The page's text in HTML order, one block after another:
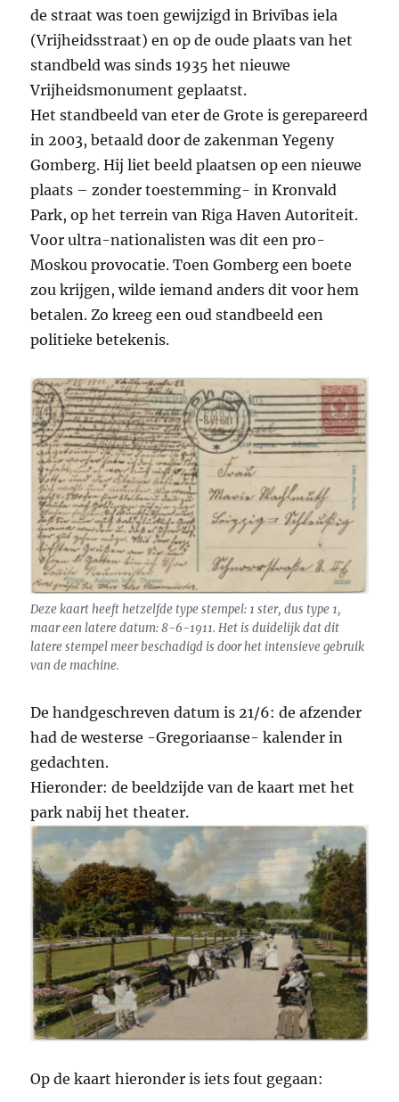
de straat was toen gewijzigd in Brivības iela
(Vrijheidsstraat) en op de oude plaats van het
standbeld was sinds 1935 het nieuwe
Vrijheidsmonument geplaatst.
Het standbeeld van eter de Grote is gerepareerd
in 2003, betaald door de zakenman Yegeny
Gomberg. Hij liet beeld plaatsen op een nieuwe
plaats – zonder toestemming- in Kronvald
Park, op het terrein van Riga Haven Autoriteit.
Voor ultra-nationalisten was dit een pro-
Moskou provocatie. Toen Gomberg een boete
zou krijgen, wilde iemand anders dit voor hem
betalen. Zo kreeg een oud standbeeld een
politieke betekenis.
Deze kaart heeft hetzelfde type stempel: 1 ster, dus type 1,
maar een latere datum: 8-6-1911. Het is duidelijk dat dit
latere stempel meer beschadigd is door het intensieve gebruik
van de machine.
De handgeschreven datum is 21/6: de afzender
had de westerse -Gregoriaanse- kalender in
gedachten.
Hieronder: de beeldzijde van de kaart met het
park nabij het theater.
Op de kaart hieronder is iets fout gegaan: